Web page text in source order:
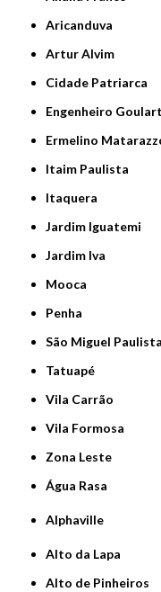
Aricanduva
Artur Alvim
Cidade Patriarca
Engenheiro Goulart
Ermelino
Itaim Paulista
Itaquera
Jardim Iguatemi
Jardim Iva
Mooca
Penha
São Miguel Paulista
Tatuapé
Vila Carrão
Vila Formosa
Zona Leste
Água Rasa
Alphaville
Alto da Lapa
Alto de Pinheiros